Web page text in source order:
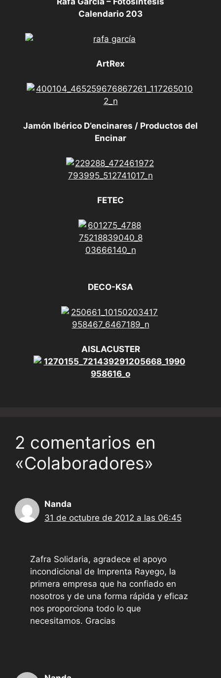
Calendario 203
ArtRex
Jamón Ibérico D’encinares / Productos del
Encinar
FETEC
DECO-KSA
AISLACUSTER
2 comentarios en
«Colaboradores»
Nanda
31 de octubre de 2012 a las 06:45
Zafra Solidaria, agradece el apoyo
incondicional de Imprenta Rayego, la
primera empresa que ha confiado en
nosotros y de una forma rápida y eficaz
nos proporciona todo lo que
necesitamos. Gracias